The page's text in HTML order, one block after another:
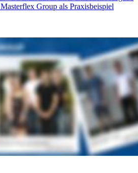
Group als Praxisbeispiel